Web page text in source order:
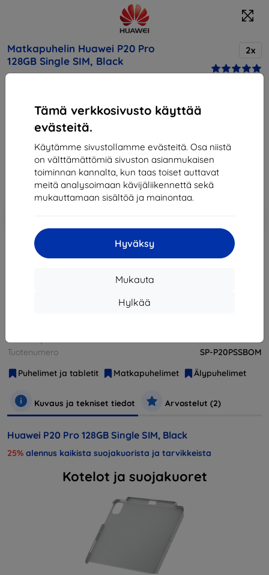
Tämä verkkosivusto käyttää
evästeitä.
Käytämme sivustollamme evästeitä. Osa niistä
on välttämättömiä sivuston asianmukaisen
toiminnan kannalta, kun taas toiset auttavat
meitä analysoimaan kävijäliikennettä sekä
mukauttamaan sisältöä ja mainontaa.
Hyväksy
Mukauta
Hylkää
Matkapuhelin Huawei P20 Pro
128GB Single SIM, Black
2x
Osta tämä laite ja saat 25% alennusta
kaikista sen
lisävarusteista!
802,90 €
722,61 €
Valmistaja
Huawei
Tuotenumero
SP-P20PSSBOM
Puhelimet ja tabletit
Matkapuhelimet Älypuhelimet
Kuvaus ja tekniset tiedot Arvostelut (2)
Huawei P20 Pro 128GB Single SIM, Black
25% alennus kaikista suojakuorista ja tarvikkeista
Kotelot ja suojakuoret